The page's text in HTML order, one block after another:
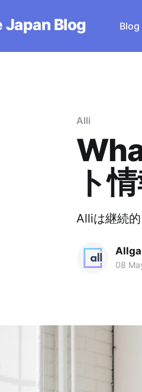
Japan Blog Blog
Alli
ト
Alliは継続
08